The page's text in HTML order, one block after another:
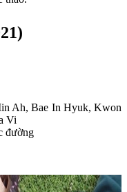
Ah, Bae In Hyuk, Kwon
Vi
đường